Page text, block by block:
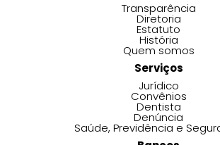
Transparência
Diretoria
Estatuto
História
Quem somos
Serviços
Jurídico
Convênios
Dentista
Denúncia
Saúde, Previdência e